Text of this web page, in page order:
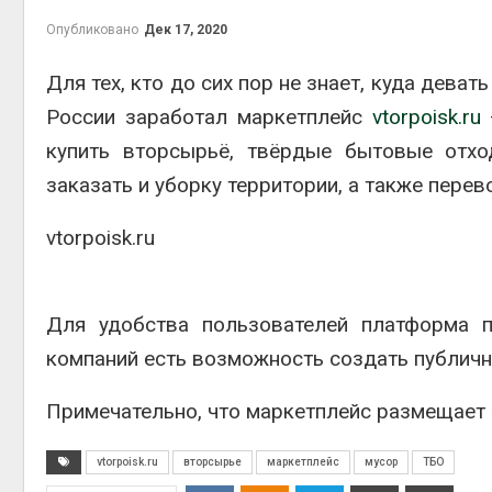
Опубликовано Дек 17, 2020
Для тех, кто до сих пор не знает, куда
России заработал маркетплейс vtorpoisk.ru
купить вторсырьё, твёрдые бытовые
заказать и уборку территории, а также
vtorpoisk.ru
Для удобства пользователей
компаний есть возможность создать
Примечательно, что маркетплейс
vtorpoisk.ru вторсырье маркетплейс мусор ТБО
Авг 7,